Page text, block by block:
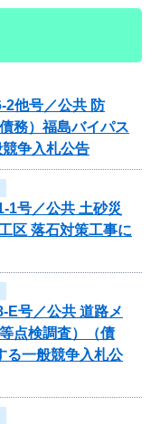
2他号／公共 防
務）福島バイパス
争入札公告
1号／公共 土砂災
区 落石対策工事に
E号／公共 道路メ
点検調査）（債
る一般競争入札公